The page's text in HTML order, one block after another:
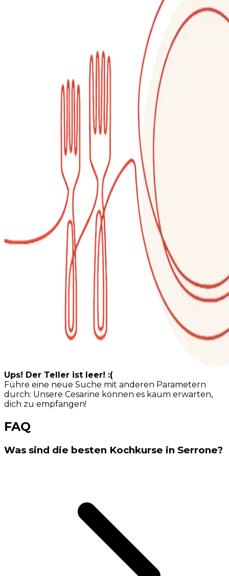
Ups! Der Teller ist leer! :(
Führe eine neue Suche mit anderen Parametern
durch: Unsere Cesarine können es kaum erwarten,
dich zu empfangen!
FAQ
Was sind die besten Kochkurse in Serrone?